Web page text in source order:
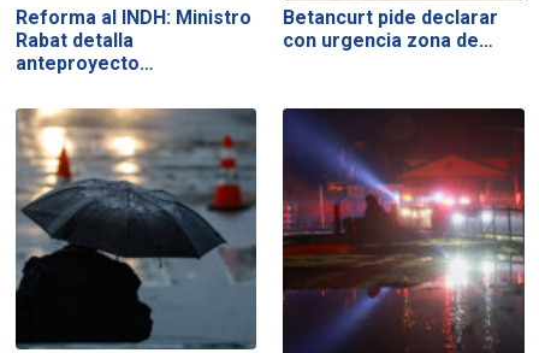
Reforma al INDH: Ministro
Rabat detalla
anteproyecto…
Betancurt pide declarar
con urgencia zona de…